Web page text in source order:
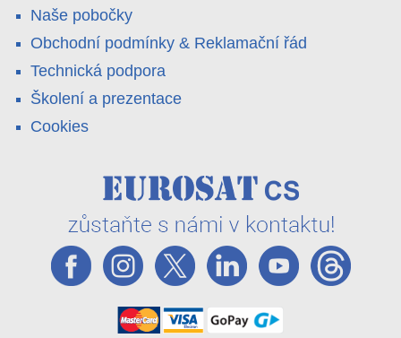
Naše pobočky
Obchodní podmínky & Reklamační řád
Technická podpora
Školení a prezentace
Cookies